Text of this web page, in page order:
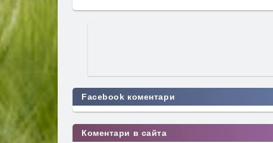
Facebook коментари
Коментари в сайта